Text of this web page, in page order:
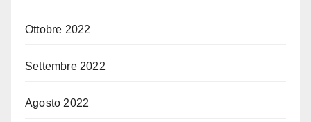
Ottobre 2022
Settembre 2022
Agosto 2022